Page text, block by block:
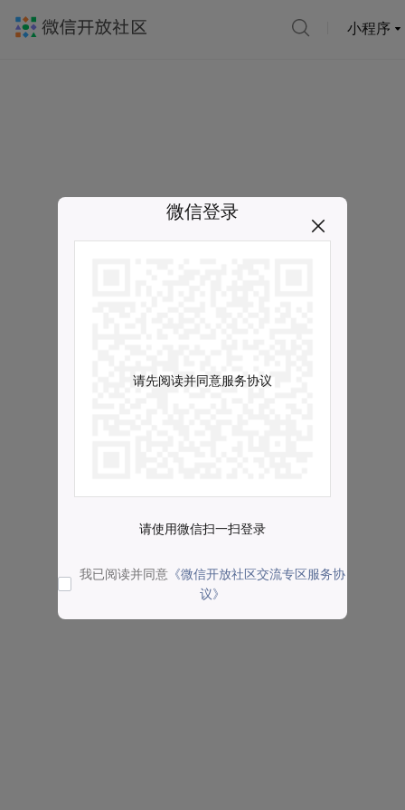
小程序
微信登录
请先阅读并同意服务协议
请使用微信扫一扫登录
我已阅读并同意 《微信开放社区交流专区服务协
议》